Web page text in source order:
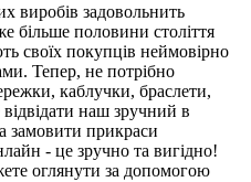
виробів задовольнить
більше половини століття
своїх покупців неймовірно
Тепер, не потрібно
каблучки, браслети,
наш зручний в
замовити прикраси
- це зручно та вигідно!
оглянути за допомогою